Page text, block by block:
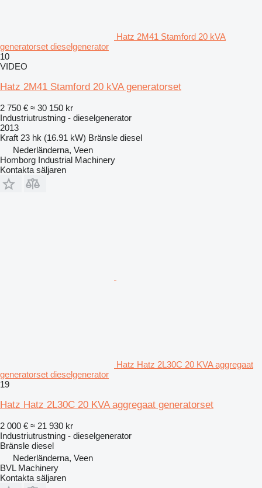
Hatz 2M41 Stamford 20 kVA
generatorset dieselgenerator
10
VIDEO
Hatz 2M41 Stamford 20 kVA generatorset
2 750 € ≈ 30 150 kr
Industriutrustning - dieselgenerator
2013
Kraft 23 hk (16.91 kW) Bränsle diesel
Nederländerna, Veen
Homborg Industrial Machinery
Kontakta säljaren
Hatz Hatz 2L30C 20 KVA aggregaat
generatorset dieselgenerator
19
Hatz Hatz 2L30C 20 KVA aggregaat generatorset
2 000 € ≈ 21 930 kr
Industriutrustning - dieselgenerator
Bränsle diesel
Nederländerna, Veen
BVL Machinery
Kontakta säljaren